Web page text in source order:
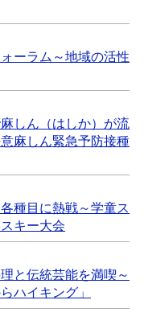
ーラム～地域の活性
しん（はしか）が流
麻しん緊急予防接種
種目に熱戦～学童ス
キー大会
と伝統芸能を満喫～
ハイキング」